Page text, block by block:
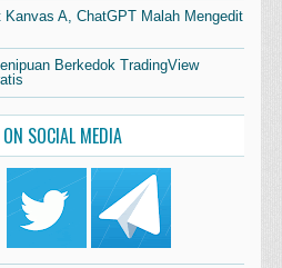
Kanvas A, ChatGPT Malah Mengedit
Berkedok TradingView
SOCIAL MEDIA